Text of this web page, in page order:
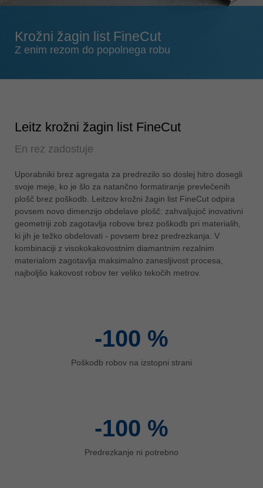
Slovenija
slovenski
türkçe
USA
english
Việt Nam
tiếng việt
中国
中文
ประเทศไทย
Krožni žagin list FineCut
Z enim rezom do popolnega robu
Leitz krožni žagin list FineCut
En rez zadostuje
Uporabniki brez agregata za predrezilo so doslej hitro dosegli
svoje meje, ko je šlo za natančno formatiranje prevlečenih
plošč brez poškodb. Leitzov krožni žagin list FineCut odpira
povsem novo dimenzijo obdelave plošč: zahvaljujoč inovativni
geometriji zob zagotavlja robove brez poškodb pri materialih,
ki jih je težko obdelovati - povsem brez predrezkanja. V
kombinaciji z visokokakovostnim diamantnim rezalnim
materialom zagotavlja maksimalno zanesljivost procesa,
najboljšo kakovost robov ter veliko tekočih metrov.
-100 %
Poškodb robov na izstopni strani
-100 %
Predrezkanje ni potrebno